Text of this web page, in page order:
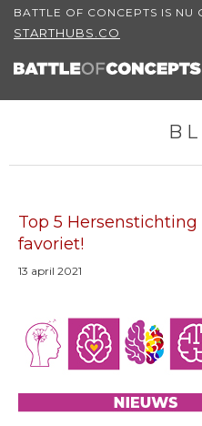
BATTLE OF CONCEPTS IS NU
STARTHUBS.CO
Top 5
favoriet!
13 april 2021